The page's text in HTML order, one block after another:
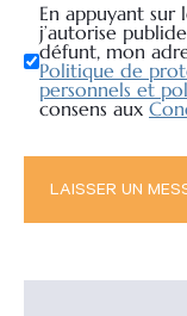
En appuyant sur
j’autorise
défunt, mon
Politique de
personnels et
consens aux